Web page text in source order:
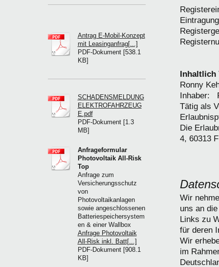
Inhaltlich
Ronny
Inhaber:
Tätig als
Die
4, 60313
Wir
uns an
Links zu
für deren
Wir
im
Antrag E-Mobil-Konzept
mit Leasinganfrag[...]
PDF-Dokument [538.1
KB]
SCHADENSMELDUNG
ELEKTROFAHRZEUG
E.pdf
PDF-Dokument [1.3
MB]
Anfrageformular
Photovoltaik All-Risk
Top
Anfrage zum
Versicherungsschutz
von
Photovoltaikanlagen
sowie angeschlossenen
Batteriespeichersystem
en & einer Wallbox
Anfrage Photovoltaik
All-Risk inkl. Batt[...]
PDF-Dokument [908.1
KB]